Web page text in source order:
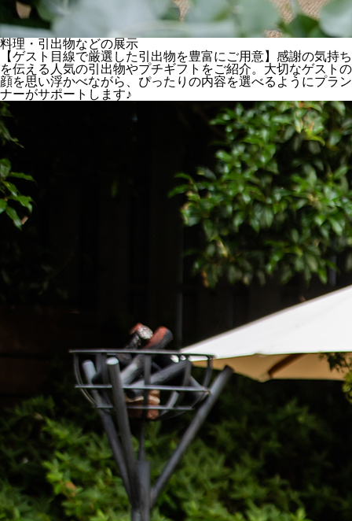
料理・引出物などの展示
【ゲスト目線で厳選した引出物を豊富にご用意】感謝の気持ち
を伝える人気の引出物やプチギフトをご紹介。大切なゲストの
顔を思い浮かべながら、ぴったりの内容を選べるようにプラン
ナーがサポートします♪